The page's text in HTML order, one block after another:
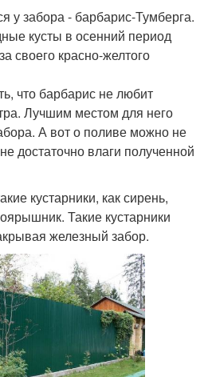
у забора - барбарис-Тумберга.
кусты в осенний период
своего красно-желтого
что барбарис не любит
Лучшим местом для него
А вот о поливе можно не
достаточно влаги полученной
кустарники, как сирень,
Такие кустарники
железный забор.